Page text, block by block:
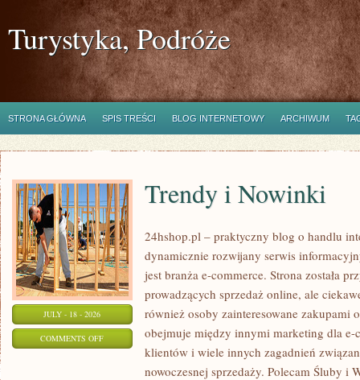
Turystyka, Podróże
STRONA GŁÓWNA SPIS TREŚCI BLOG INTERNETOWY ARCHIWUM
JULY - 18 - 2026
COMMENTS OFFON
Trendy i Nowinki
24hshop.pl – praktyczny blog o handlu
dynamicznie rozwijany serwis
jest branża e-commerce. Strona została
prowadzących sprzedaż online, ale
również osoby zainteresowane zakupami
obejmuje między innymi marketing dla e-
klientów i wiele innych zagadnień
nowoczesnej sprzedaży. Polecam Śluby i